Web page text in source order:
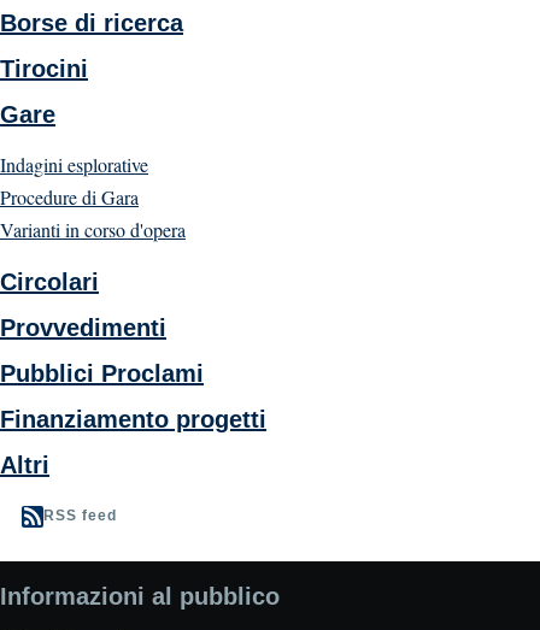
Borse di ricerca
Tirocini
Gare
Indagini esplorative
Procedure di Gara
Varianti in corso d'opera
Circolari
Provvedimenti
Pubblici Proclami
Finanziamento progetti
Altri
RSS feed
Informazioni al pubblico